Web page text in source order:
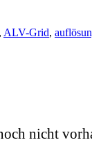
, ALV-Grid,
nicht